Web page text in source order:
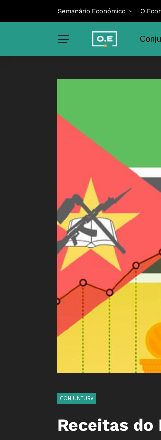
Semanário Económico
CONJUNTURA
Receitas